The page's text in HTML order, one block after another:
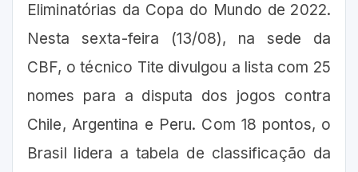
Eliminatórias da Copa do Mundo de 2022.
Nesta sexta-feira (13/08), na sede da
CBF, o técnico Tite divulgou a lista com 25
nomes para a disputa dos jogos contra
Chile, Argentina e Peru. Com 18 pontos, o
Brasil lidera a tabela de classificação da